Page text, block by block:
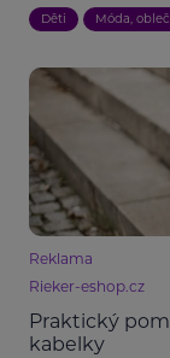
Děti Móda,
Reklama
Rieker-eshop.cz
Praktický
kabelky